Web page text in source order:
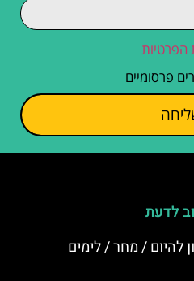
הפרטיות
פרסומיים
לדעת
להיום / מחר / לימים